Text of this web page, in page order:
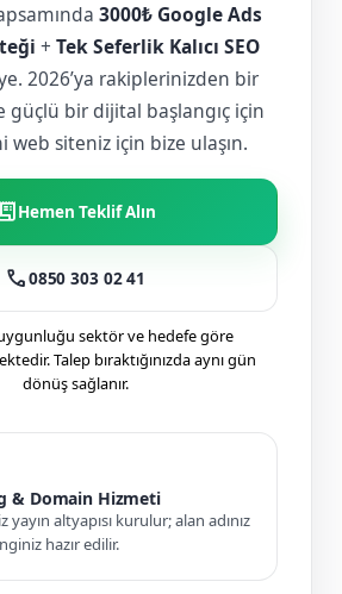
3000₺ Google Ads
+ Tek Seferlik Kalıcı SEO
2026’ya rakiplerinizden bir
güçlü bir dijital başlangıç için
web siteniz için bize ulaşın.
Hemen Teklif Alın
call0850 303 02 41
sektör ve hedefe göre
Talep bıraktığınızda aynı gün
dönüş sağlanır.
& Domain Hizmeti
yayın altyapısı kurulur; alan adınız
hazır edilir.